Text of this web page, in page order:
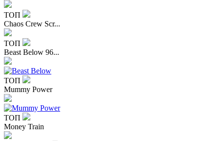
ТОП
Chaos Crew Scr...
ТОП
Beast Below 96...
ТОП
Mummy Power
ТОП
Money Train